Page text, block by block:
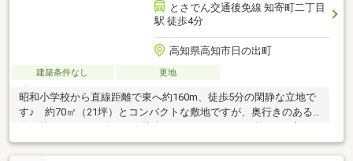
とさでん交通後免線 知寄町二丁目
駅 徒歩4分
高知県高知市日の出町
建築条件なし 更地
昭和小学校から直線距離で東へ約160m、徒歩5分の閑静な立地で
す♪ 約70㎡（21坪）とコンパクトな敷地ですが、奥行きのある
整形地ですので、道路側に駐車スペースの確保が可能♪ 住宅だけ
でなくちょっとした店舗も可能です♪ 建築条件はありません♪